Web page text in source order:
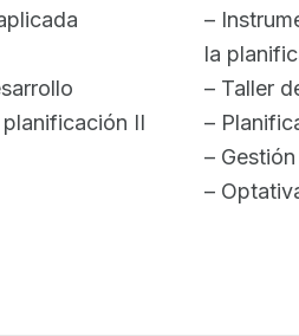
II
–
la
– Taller
–
–
–